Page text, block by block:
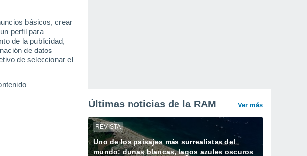
básicos, crear
perfil para
de la publicidad,
de datos
de seleccionar el
Últimas noticias de la RAM Ver más
REVISTA
Uno de los paisajes más surrealistas del
mundo: dunas blancas, lagos azules oscuros